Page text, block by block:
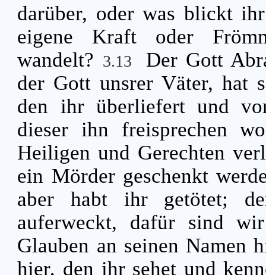
darüber, oder was blickt
eigene Kraft oder
wandelt? 3.13
Der Gott
der Gott unsrer Väter, hat
den ihr überliefert und
dieser ihn freisprechen
Heiligen und Gerechten
ein Mörder geschenkt
aber habt ihr getötet;
auferweckt, dafür sind
Glauben an seinen Namen
hier, den ihr sehet und